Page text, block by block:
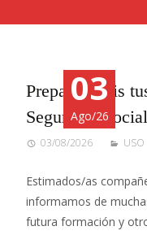
03
Ago/26
Prepara gratis
Seguridad
03/08/2026 USO
Estimados/as
informamos de
futura formación y